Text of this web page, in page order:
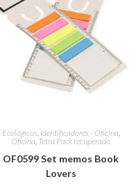
Ecológicos, Identificadores - Oficina,
Oficina, Tetra Pack recuperado
OF0599 Set memos Book
Lovers